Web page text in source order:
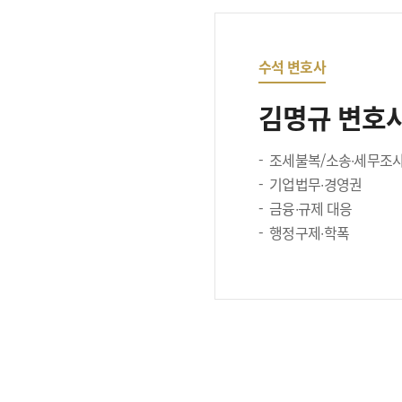
수석 변호사
김명규 변호
조세불복/소송∙세무조
기업법무∙경영권
금융∙규제 대응
행정구제∙학폭